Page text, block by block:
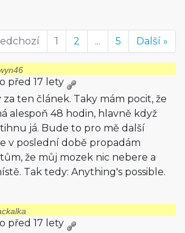
1 2 ... 5 Další »
před 17 lety
ten článek. Taky mám pocit, že
alespoň 48 hodin, hlavně když
já. Bude to pro mě další
v poslední době propadám
že můj mozek nic nebere a
Tak tedy: Anything's pos­sible.
před 17 lety